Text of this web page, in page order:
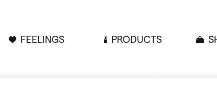
FEELINGS PRODUCTS